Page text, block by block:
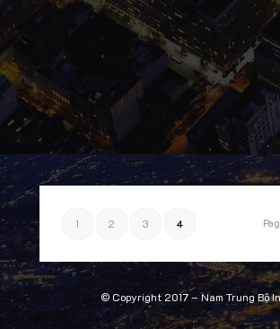
1 2 3 4
© Copyright 2017 –Nam Trung Bộ